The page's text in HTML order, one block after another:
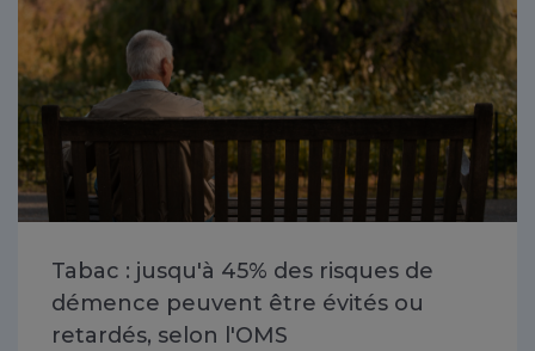
Tabac : jusqu'à 45% des risques de
démence peuvent être évités ou
retardés, selon l'OMS